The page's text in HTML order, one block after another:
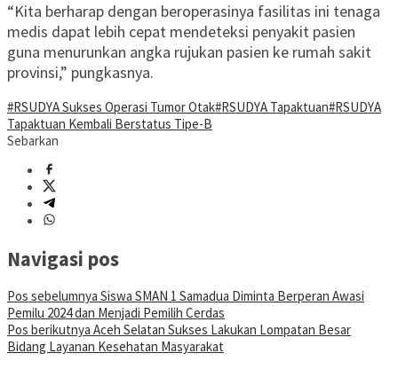
“Kita berharap dengan beroperasinya fasilitas ini tenaga
medis dapat lebih cepat mendeteksi penyakit pasien
guna menurunkan angka rujukan pasien ke rumah sakit
provinsi,” pungkasnya.
#RSUDYA Sukses Operasi Tumor Otak#RSUDYA Tapaktuan#RSUDYA
Tapaktuan Kembali Berstatus Tipe-B
Sebarkan
Navigasi pos
Pos sebelumnya Siswa SMAN 1 Samadua Diminta Berperan Awasi
Pemilu 2024 dan Menjadi Pemilih Cerdas
Pos berikutnya Aceh Selatan Sukses Lakukan Lompatan Besar
Bidang Layanan Kesehatan Masyarakat